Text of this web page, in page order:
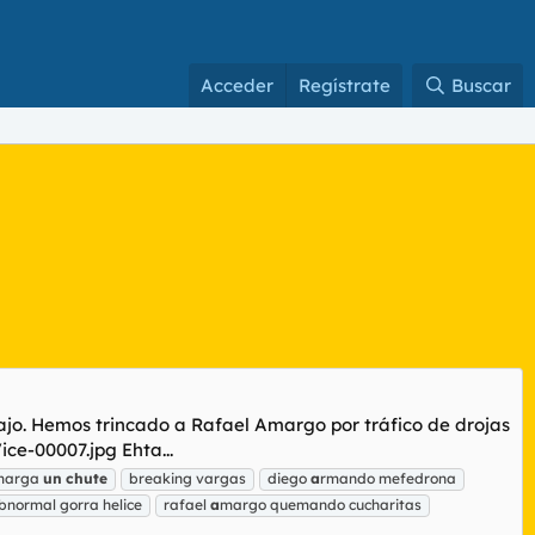
Acceder Regístrate Buscar
Hemos trincado a Rafael Amargo por tráfico de drojas
00007.jpg Ehta...
un chute breaking vargas diego armando mefedrona
gorra helice
rafael amargo quemando cucharitas